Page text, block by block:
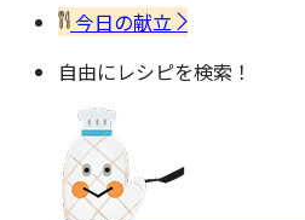
今日の献立
自由にレシピを検索！